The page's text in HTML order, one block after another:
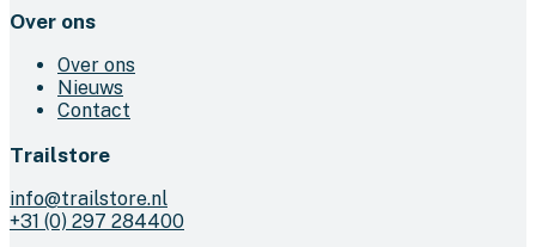
Over ons
Over ons
Nieuws
Contact
Trailstore
info@trailstore.nl
+31 (0) 297 284400